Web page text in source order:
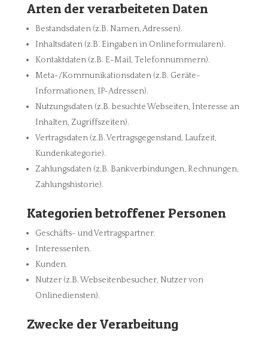
Arten der verarbeiteten Daten
Bestandsdaten (z.B. Namen, Adressen).
Inhaltsdaten (z.B. Eingaben in Onlineformularen).
Kontaktdaten (z.B. E-Mail, Telefonnummern).
Meta-/Kommunikationsdaten (z.B. Geräte-
Informationen, IP-Adressen).
Nutzungsdaten (z.B. besuchte Webseiten, Interesse an
Inhalten, Zugriffszeiten).
Vertragsdaten (z.B. Vertragsgegenstand, Laufzeit,
Kundenkategorie).
Zahlungsdaten (z.B. Bankverbindungen, Rechnungen,
Zahlungshistorie).
Kategorien betroffener Personen
Geschäfts- und Vertragspartner.
Interessenten.
Kunden.
Nutzer (z.B. Webseitenbesucher, Nutzer von
Onlinediensten).
Zwecke der Verarbeitung